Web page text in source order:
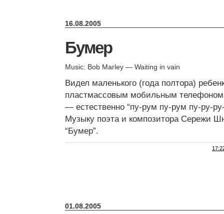
16.08.2005
Бумер
Music: Bob Marley — Waiting in vain
Видел маленького (года полтора)
пластмассовым мобильным
— естественно “пу-рум пу-рум пу-ру-
Музыку поэта и композитора Сережи
“Бумер”.
01.08.2005